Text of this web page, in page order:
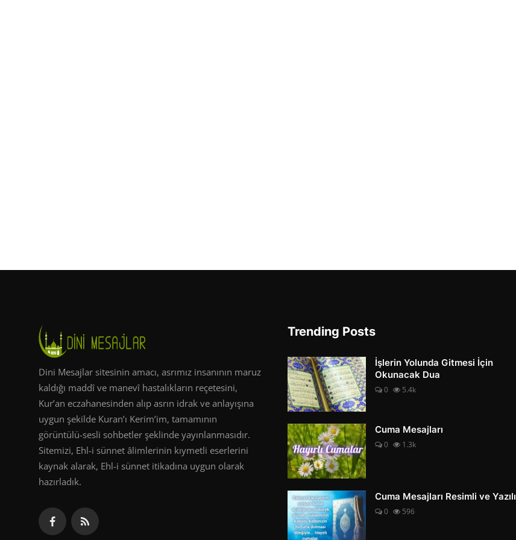
Dini Mesajlar sitesinin amacı, asrımız insanının maruz
kaldığı maddî ve manevî hastalıkların reçetesini,
Kur’an eczahanesinden alıp asrın idrak ve anlayışına
uygun şekilde Kuran’ı Kerim’im, tamamının
görüntülü-sesli sohbetler şeklinde yayınlanmasıdır.
Sitemizi, Ehl-i sünnet âlimlerinin kıymetli eserlerini
kaynak alarak, Ehl-i sünnet itikadına uygun olarak
hazırladık.
Trending Posts
İşlerin Yolunda Gitmesi İçin
Okunacak Dua
0 5.4k
Cuma Mesajları
0 1.3k
Cuma Mesajları Resimli ve Yazılı
0 596